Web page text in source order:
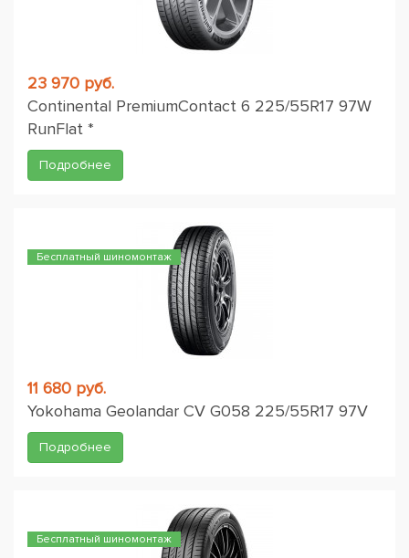
23 970 руб.
Continental PremiumContact 6 225/55R17 97W
RunFlat *
Подробнее
Бесплатный шиномонтаж
11 680 руб.
Yokohama Geolandar CV G058 225/55R17 97V
Подробнее
Бесплатный шиномонтаж